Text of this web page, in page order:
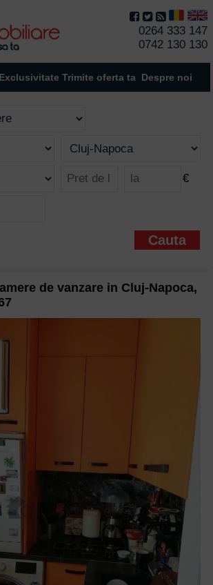
0264 333 147
0742 130 130
Exclusivitate Trimite oferta ta Despre noi
€
de vanzare in Cluj-Napoca,